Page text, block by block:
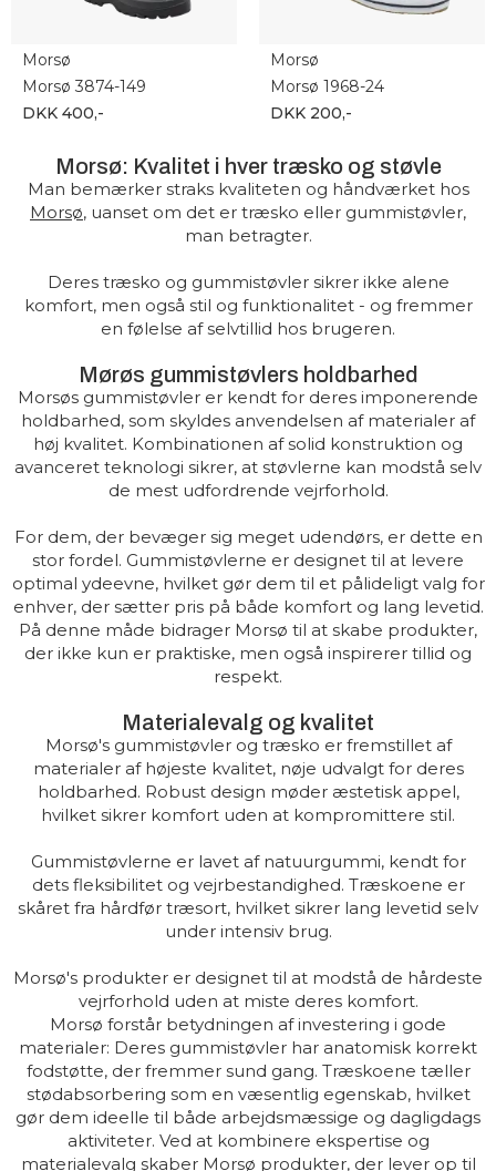
Morsø
Morsø 3874-149
DKK 400,-
Morsø
Morsø 1968-24
DKK 200,-
Morsø: Kvalitet i hver træsko og støvle
Man bemærker straks kvaliteten og håndværket hos
Morsø, uanset om det er træsko eller gummistøvler,
man betragter.
Deres træsko og gummistøvler sikrer ikke alene
komfort, men også stil og funktionalitet - og fremmer
en følelse af selvtillid hos brugeren.
Mørøs gummistøvlers holdbarhed
Morsøs gummistøvler er kendt for deres imponerende
holdbarhed, som skyldes anvendelsen af materialer af
høj kvalitet. Kombinationen af solid konstruktion og
avanceret teknologi sikrer, at støvlerne kan modstå selv
de mest udfordrende vejrforhold.
For dem, der bevæger sig meget udendørs, er dette en
stor fordel. Gummistøvlerne er designet til at levere
optimal ydeevne, hvilket gør dem til et pålideligt valg for
enhver, der sætter pris på både komfort og lang levetid.
På denne måde bidrager Morsø til at skabe produkter,
der ikke kun er praktiske, men også inspirerer tillid og
respekt.
Materialevalg og kvalitet
Morsø's gummistøvler og træsko er fremstillet af
materialer af højeste kvalitet, nøje udvalgt for deres
holdbarhed. Robust design møder æstetisk appel,
hvilket sikrer komfort uden at kompromittere stil.
Gummistøvlerne er lavet af natuurgummi, kendt for
dets fleksibilitet og vejrbestandighed. Træskoene er
skåret fra hårdfør træsort, hvilket sikrer lang levetid selv
under intensiv brug.
Morsø's produkter er designet til at modstå de hårdeste
vejrforhold uden at miste deres komfort.
Morsø forstår betydningen af investering i gode
materialer: Deres gummistøvler har anatomisk korrekt
fodstøtte, der fremmer sund gang. Træskoene tæller
stødabsorbering som en væsentlig egenskab, hvilket
gør dem ideelle til både arbejdsmæssige og dagligdags
aktiviteter. Ved at kombinere ekspertise og
materialevalg skaber Morsø produkter, der lever op til